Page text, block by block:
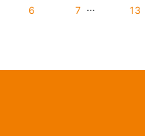
6 7 … 13